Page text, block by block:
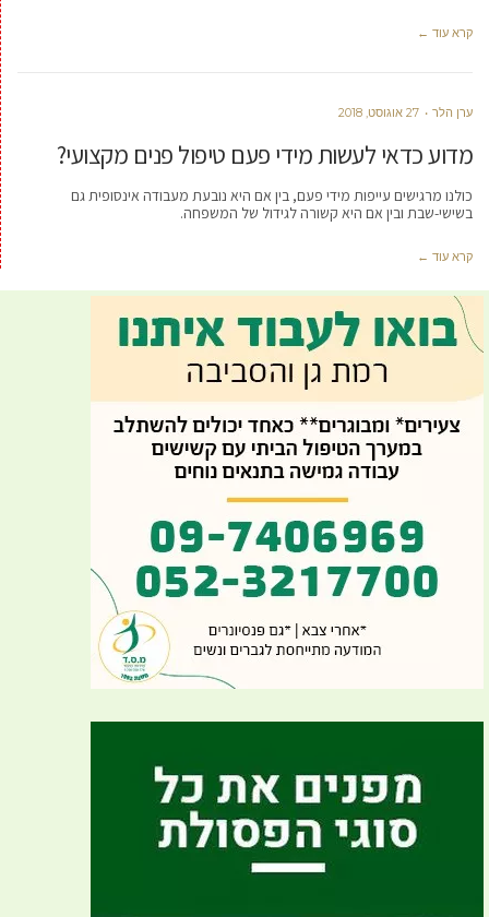
קרא עוד ←
ערן הלר 27 אוגוסט, 2018
מדוע כדאי לעשות מידי פעם טיפול פנים מקצועי?
כולנו מרגישים עייפות מידי פעם, בין אם היא נובעת מעבודה אינסופית גם
בשישי-שבת ובין אם היא קשורה לגידול של המשפחה.
קרא עוד ←